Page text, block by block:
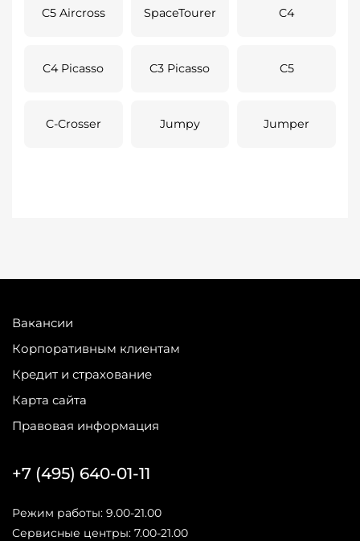
C5 Aircross SpaceTourer C4
C4 Picasso C3 Picasso C5
C-Crosser Jumpy Jumper
Вакансии
Корпоративным клиентам
Кредит и страхование
Карта сайта
Правовая информация
+7 (495) 640-01-11
Режим работы: 9.00-21.00
Сервисные центры: 7.00-21.00